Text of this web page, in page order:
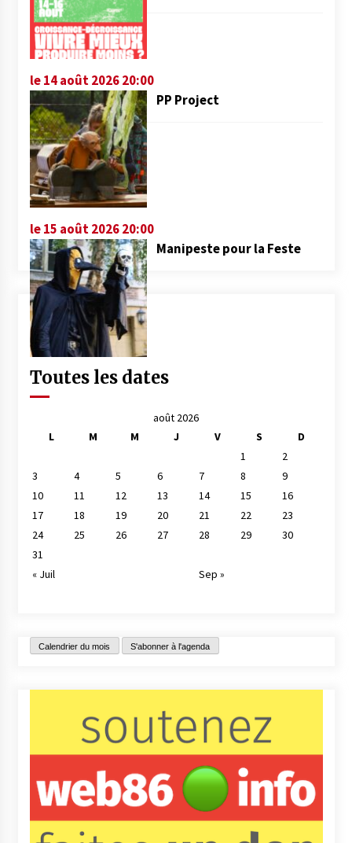
le 14 août 2026 20:00
PP Project
le 15 août 2026 20:00
Manipeste pour la Feste
Toutes les dates
août 2026
L
M M J V S
D
1
2
3
4 5 6 7 8
9
10
11 12 13 14 15
16
17
18 19 20 21 22
23
24
25 26 27 28 29
30
31
« Juil
Sep »
Calendrier du mois S'abonner à l'agenda